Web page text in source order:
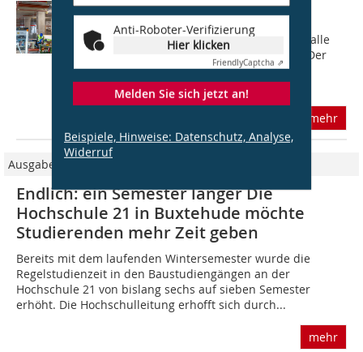
Anti-Roboter-Verifizierung
Hier klicken
FriendlyCaptcha ⇗
Melden Sie sich jetzt an!
Beispiele, Hinweise: Datenschutz, Analyse,
Widerruf
Schöne digita01e Bauwelt?! Am 17.
November 2020 schaffte es eine
Architektur-Presseinformation in fast alle
Tageszeitungen und Online-Medien. Der
Inhalt: In Deutschland, genauer im
schwäbischen...
mehr
Ausgabe 02/2010
Endlich: ein Semester länger Die
Hochschule 21 in Buxtehude möchte
Studierenden mehr Zeit geben
Bereits mit dem laufenden Wintersemester wurde die
Regelstudienzeit in den Baustudiengängen an der
Hochschule 21 von bislang sechs auf sieben Semester
erhöht. Die Hochschulleitung erhofft sich durch...
mehr